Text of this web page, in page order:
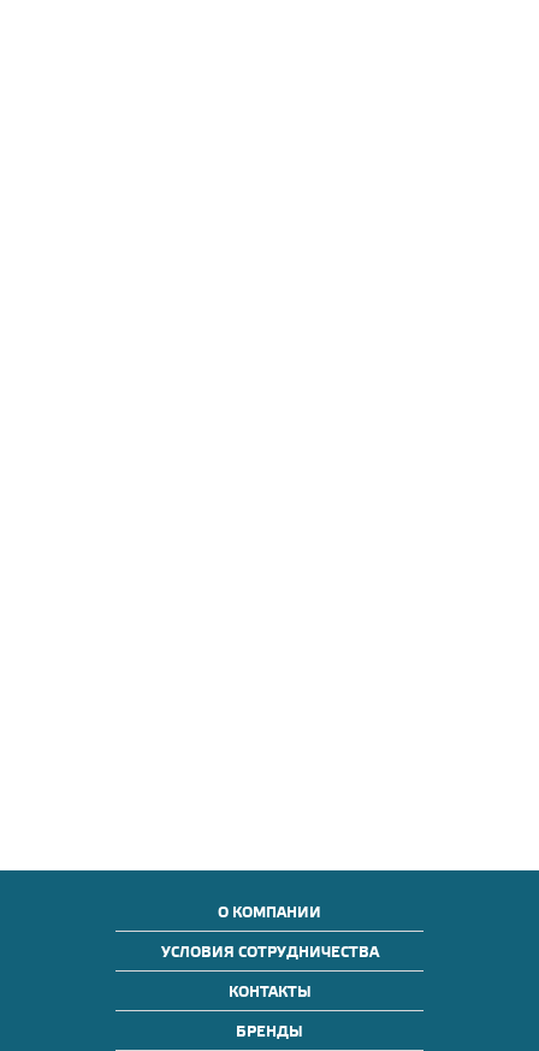
О КОМПАНИИ
УСЛОВИЯ СОТРУДНИЧЕСТВА
КОНТАКТЫ
БРЕНДЫ